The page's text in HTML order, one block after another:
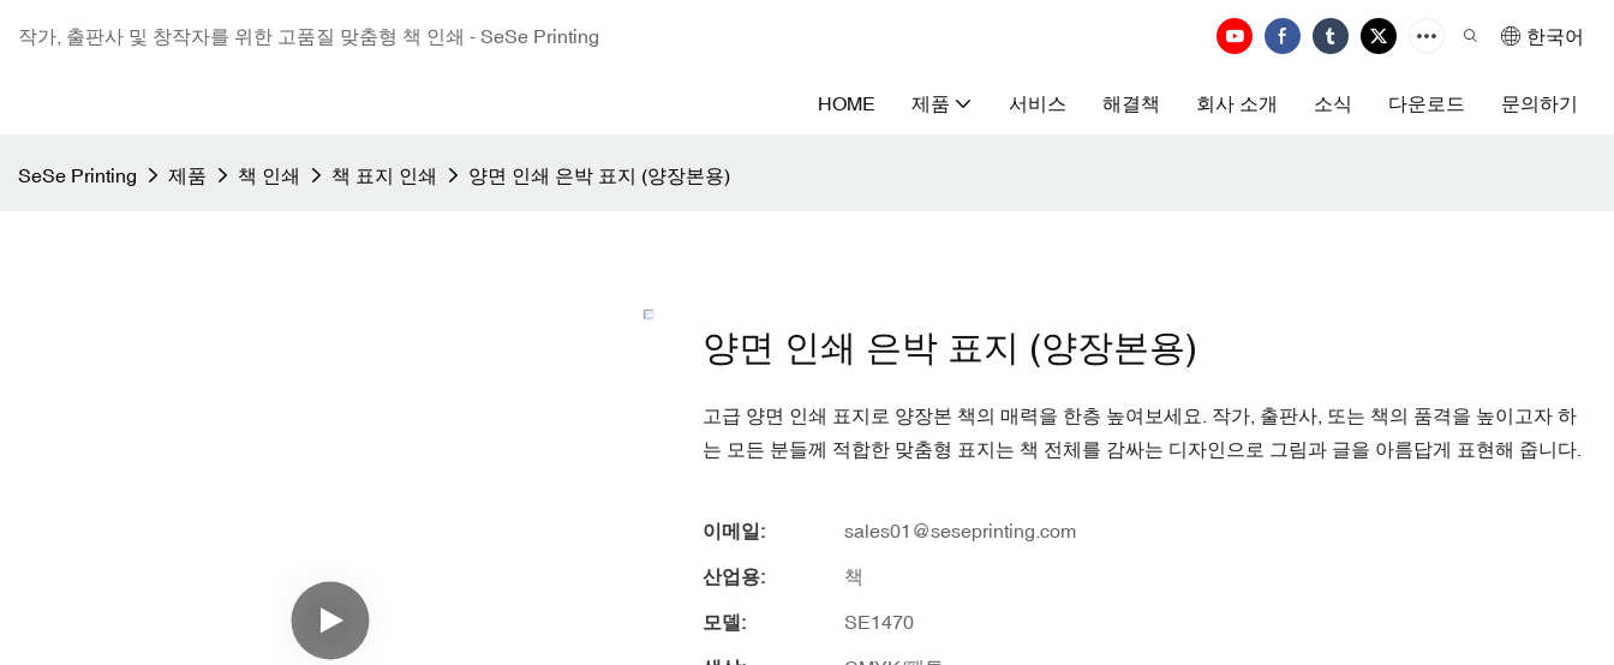
작가, 출판사 및 창작자를 위한 고품질 맞춤형 책 인쇄 - SeSe Printing 한국어
HOME 제품 서비스 해결책 회사 소개 소식 다운로드 문의하기
SeSe Printing 제품 책 인쇄 책 표지 인쇄 양면 인쇄 은박 표지 (양장본용)
양면 인쇄 은박 표지 (양장본용)
고급 양면 인쇄 표지로 양장본 책의 매력을 한층 높여보세요. 작가, 출판사, 또는 책의 품격을 높이고자 하
는 모든 분들께 적합한 맞춤형 표지는 책 전체를 감싸는 디자인으로 그림과 글을 아름답게 표현해 줍니다.
이메일: sales01@seseprinting.com
산업용: 책
모델: SE1470